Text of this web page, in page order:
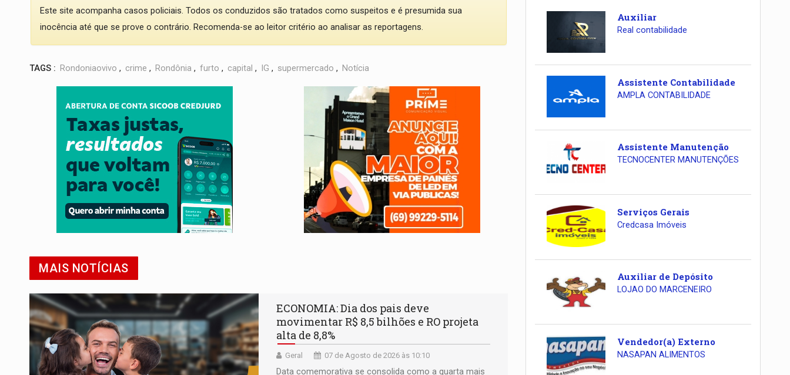
Este site acompanha casos policiais. Todos os conduzidos são tratados como suspeitos e é presumida sua
inocência até que se prove o contrário. Recomenda-se ao leitor critério ao analisar as reportagens.
TAGS : Rondoniaovivo , crime , Rondônia , furto , capital , IG , supermercado , Notícia
MAIS NOTÍCIAS
ECONOMIA: Dia dos pais deve
movimentar R$ 8,5 bilhões e RO projeta
alta de 8,8%
Geral 07 de Agosto de 2026 às 10:10
Data comemorativa se consolida como a quarta mais
Auxiliar
Real contabilidade
Assistente Contabilidade
AMPLA CONTABILIDADE
Assistente Manutenção
TECNOCENTER MANUTENÇÕES
Serviços Gerais
Credcasa Imóveis
Auxiliar de Depósito
LOJAO DO MARCENEIRO
Vendedor(a) Externo
NASAPAN ALIMENTOS